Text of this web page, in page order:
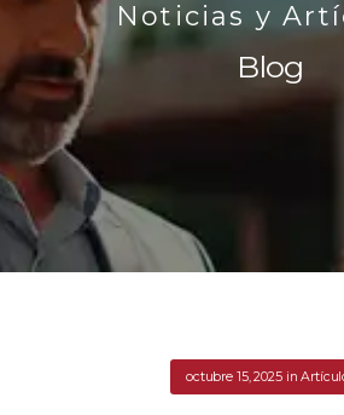
Noticias y
Blog
octubre 15, 2025in